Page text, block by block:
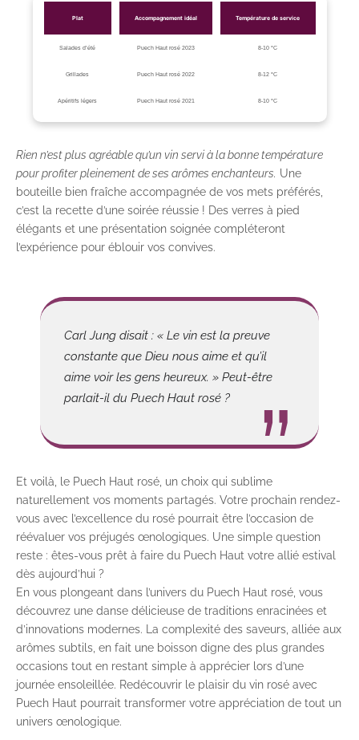
Plat Accompagnement idéal Température de service
Salades d’été Puech Haut rosé 2023 8-10 °C
Grillades Puech Haut rosé 2022 8-12 °C
Apéritifs légers Puech Haut rosé 2021 8-10 °C
Rien n’est plus agréable qu’un vin servi à la bonne température
pour profiter pleinement de ses arômes enchanteurs. Une
bouteille bien fraîche accompagnée de vos mets préférés,
c’est la recette d’une soirée réussie ! Des verres à pied
élégants et une présentation soignée compléteront
l’expérience pour éblouir vos convives.
Carl Jung disait : « Le vin est la preuve
constante que Dieu nous aime et qu’il
aime voir les gens heureux. » Peut-être
parlait-il du Puech Haut rosé ?
Et voilà, le Puech Haut rosé, un choix qui sublime
naturellement vos moments partagés. Votre prochain rendez-
vous avec l’excellence du rosé pourrait être l’occasion de
réévaluer vos préjugés œnologiques. Une simple question
reste : êtes-vous prêt à faire du Puech Haut votre allié estival
dès aujourd’hui ?
En vous plongeant dans l’univers du Puech Haut rosé, vous
découvrez une danse délicieuse de traditions enracinées et
d’innovations modernes. La complexité des saveurs, alliée aux
arômes subtils, en fait une boisson digne des plus grandes
occasions tout en restant simple à apprécier lors d’une
journée ensoleillée. Redécouvrir le plaisir du vin rosé avec
Puech Haut pourrait transformer votre appréciation de tout un
univers œnologique.